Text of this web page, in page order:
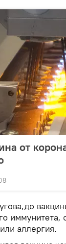
от
иммунитета,
аллергия.